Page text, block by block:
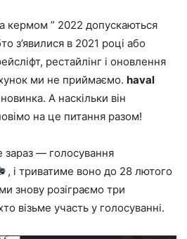
кермом ” 2022 допускаються
з’явилися в 2021 році або
рестайлінг і оновлення
ми не приймаємо. haval
А наскільки він
на це питання разом!
— голосування
, і триватиме воно до 28 лютого
знову розіграємо три
візьме участь у голосуванні.